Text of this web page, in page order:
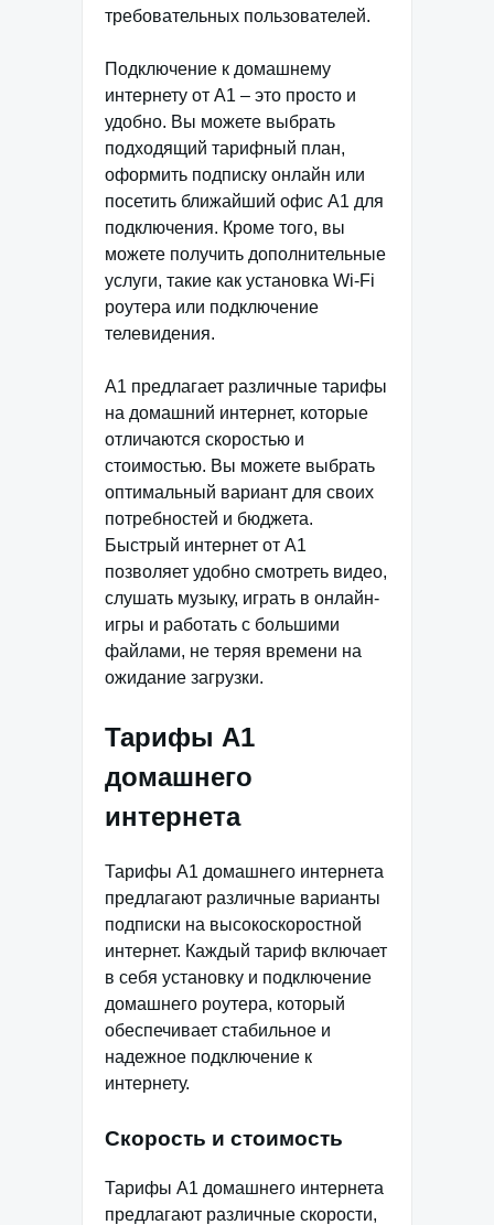
требовательных пользователей.
Подключение к домашнему
интернету от А1 – это просто и
удобно. Вы можете выбрать
подходящий тарифный план,
оформить подписку онлайн или
посетить ближайший офис А1 для
подключения. Кроме того, вы
можете получить дополнительные
услуги, такие как установка Wi-Fi
роутера или подключение
телевидения.
А1 предлагает различные тарифы
на домашний интернет, которые
отличаются скоростью и
стоимостью. Вы можете выбрать
оптимальный вариант для своих
потребностей и бюджета.
Быстрый интернет от А1
позволяет удобно смотреть видео,
слушать музыку, играть в онлайн-
игры и работать с большими
файлами, не теряя времени на
ожидание загрузки.
Тарифы А1
домашнего
интернета
Тарифы А1 домашнего интернета
предлагают различные варианты
подписки на высокоскоростной
интернет. Каждый тариф включает
в себя установку и подключение
домашнего роутера, который
обеспечивает стабильное и
надежное подключение к
интернету.
Скорость и стоимость
Тарифы А1 домашнего интернета
предлагают различные скорости,